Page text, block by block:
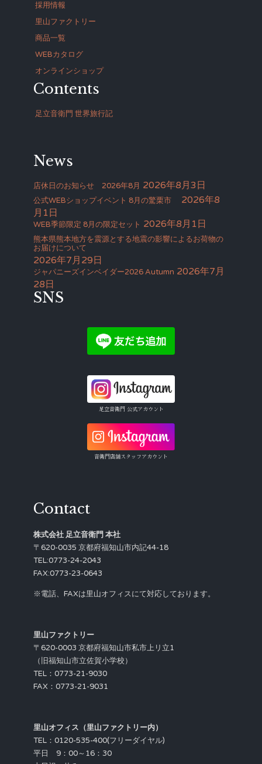
採用情報
里山ファクトリー
商品一覧
WEBカタログ
オンラインショップ
Contents
足立音衛門 世界旅行記
News
店休日のお知らせ 2026年8月 2026年8月3日
公式WEBショップイベント 8月の驚栗市
2026年8
月1日
WEB季節限定 8月の限定セット 2026年8月1日
熊本県熊本地方を震源とする地震の影響によるお荷物の
お届けについて
2026年7月29日
ジャパニーズインベイダー2026 Autumn 2026年7月
28日
SNS
足立音衛門 公式アカウント
音衛門店舗スタッフアカウント
Contact
株式会社 足立音衛門 本社
〒620-0035 京都府福知山市内記44-18
TEL:0773-24-2043
FAX:0773-23-0643
※電話、FAXは里山オフィスにて対応しております。
里山ファクトリー
〒620-0003 京都府福知山市私市上リ立1
（旧福知山市立佐賀小学校）
TEL：0773-21-9030
FAX：0773-21-9031
里山オフィス（里山ファクトリー内）
TEL：0120-535-400(フリーダイヤル)
平日 9：00～16：30